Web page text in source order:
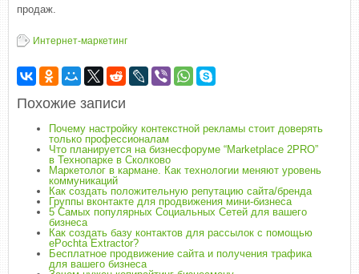
продаж.
Интернет-маркетинг
Похожие записи
Почему настройку контекстной рекламы стоит доверять
только профессионалам
Что планируется на бизнесфоруме “Marketplace 2PRO”
в Технопарке в Сколково
Маркетолог в кармане. Как технологии меняют уровень
коммуникаций
Как создать положительную репутацию сайта/бренда
Группы вконтакте для продвижения мини-бизнеса
5 Самых популярных Социальных Сетей для вашего
бизнеса
Как создать базу контактов для рассылок с помощью
ePochta Extractor?
Бесплатное продвижение сайта и получения трафика
для вашего бизнеса